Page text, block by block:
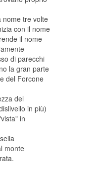
nome tre volte
con il nome
il nome
di parecchi
la gran parte
del Forcone
del
in più)
in
monte